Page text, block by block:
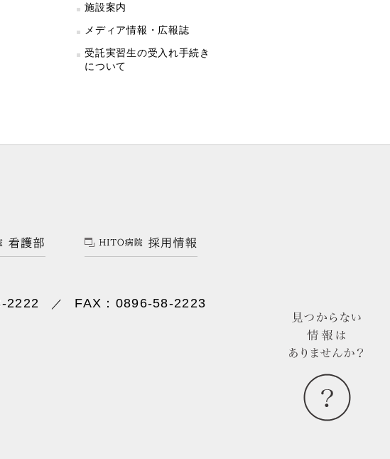
施設案内
メディア情報・広報誌
受託実習生の受入れ手続き
について
2222 ／ FAX：0896-58-2223